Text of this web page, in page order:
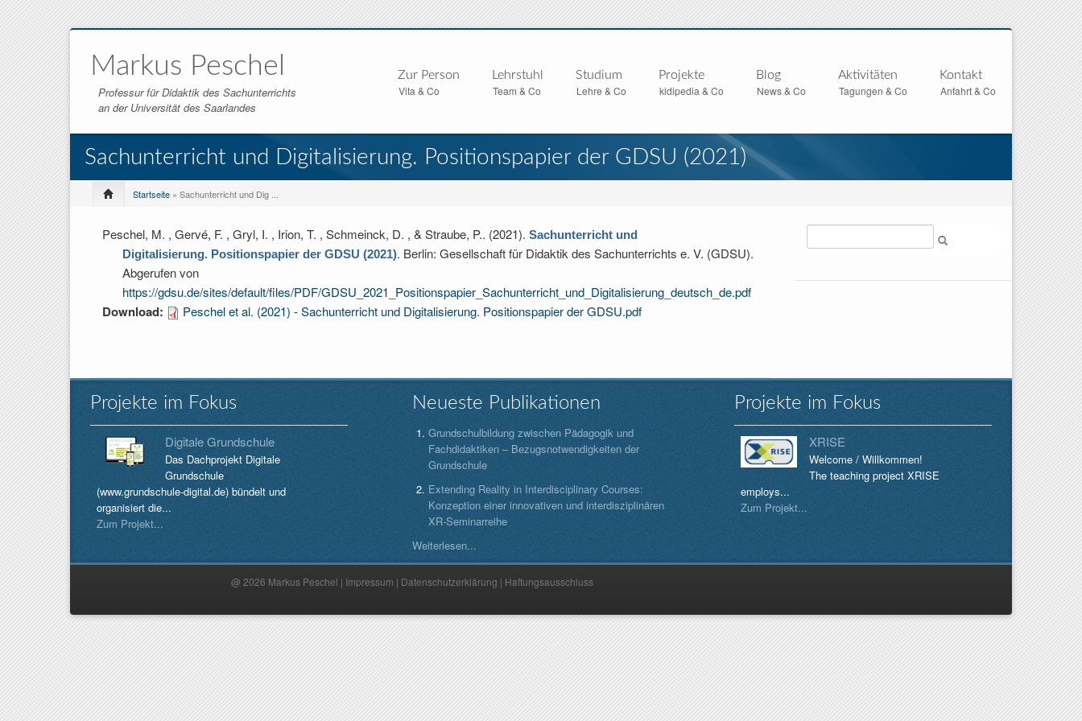
Markus Peschel
Professur für Didaktik des Sachunterrichts
an der Universität des Saarlandes
Zur Person
Vita & Co
Lehrstuhl
Team & Co
Studium
Lehre & Co
Projekte
kidipedia & Co
Blog
News & Co
Aktivitäten
Tagungen & Co
Kontakt
Anfahrt & Co
Sachunterricht und Digitalisierung. Positionspapier der GDSU (2021)
Startseite » Sachunterricht und Dig ...
Peschel, M. , Gervé, F. , Gryl, I. , Irion, T. , Schmeinck, D. , & Straube, P.. (2021). Sachunterricht und
Digitalisierung. Positionspapier der GDSU (2021). Berlin: Gesellschaft für Didaktik des Sachunterrichts e. V. (GDSU).
Abgerufen von
https://gdsu.de/sites/default/files/PDF/GDSU_2021_Positionspapier_Sachunterricht_und_Digitalisierung_deutsch_de.pdf
Download: Peschel et al. (2021) - Sachunterricht und Digitalisierung. Positionspapier der GDSU.pdf
Projekte im Fokus
Digitale Grundschule
Das Dachprojekt Digitale
Grundschule
(www.grundschule-digital.de) bündelt und
organisiert die...
Zum Projekt...
Neueste Publikationen
Grundschulbildung zwischen Pädagogik und
Fachdidaktiken – Bezugsnotwendigkeiten der
Grundschule
Extending Reality in Interdisciplinary Courses:
Konzeption einer innovativen und interdisziplinären
XR-Seminarreihe
Weiterlesen...
Projekte im Fokus
XRISE
Welcome / Willkommen!
The teaching project XRISE
employs...
Zum Projekt...
@ 2026 Markus Peschel | Impressum | Datenschutzerklärung | Haftungsausschluss